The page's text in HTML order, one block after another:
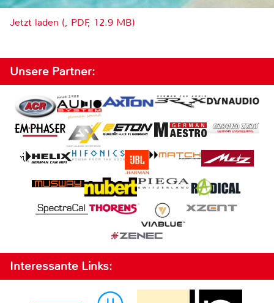
Jetzt laden (, PDF, 12.9 MB)
Unsere Partner:
Interessante Links: